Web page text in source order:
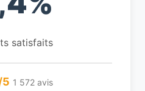
satisfaits
5 1 572 avis